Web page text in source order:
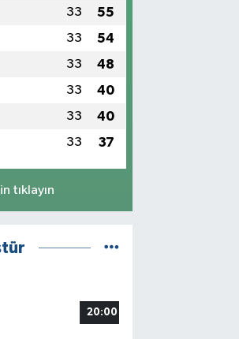
33 55
33 54
33 48
33 40
33 40
33 37
tıklayın
20:00